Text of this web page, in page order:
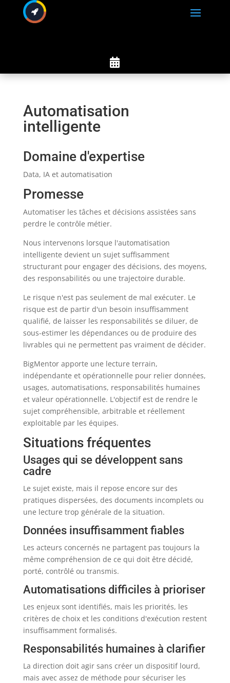

Automatisation
intelligente
Domaine d'expertise
Data, IA et automatisation
Promesse
Automatiser les tâches et décisions assistées sans
perdre le contrôle métier.
Nous intervenons lorsque l'automatisation
intelligente devient un sujet suffisamment
structurant pour engager des décisions, des moyens,
des responsabilités ou une trajectoire durable.
Le risque n'est pas seulement de mal exécuter. Le
risque est de partir d'un besoin insuffisamment
qualifié, de laisser les responsabilités se diluer, de
sous-estimer les dépendances ou de produire des
livrables qui ne permettent pas vraiment de décider.
BigMentor apporte une lecture terrain,
indépendante et opérationnelle pour relier données,
usages, automatisations, responsabilités humaines
et valeur opérationnelle. L'objectif est de rendre le
sujet compréhensible, arbitrable et réellement
exploitable par les équipes.
Situations fréquentes
Usages qui se développent sans
cadre
Le sujet existe, mais il repose encore sur des
pratiques dispersées, des documents incomplets ou
une lecture trop générale de la situation.
Données insuffisamment fiables
Les acteurs concernés ne partagent pas toujours la
même compréhension de ce qui doit être décidé,
porté, contrôlé ou transmis.
Automatisations difficiles à prioriser
Les enjeux sont identifiés, mais les priorités, les
critères de choix et les conditions d'exécution restent
insuffisamment formalisés.
Responsabilités humaines à clarifier
La direction doit agir sans créer un dispositif lourd,
mais avec assez de méthode pour sécuriser les